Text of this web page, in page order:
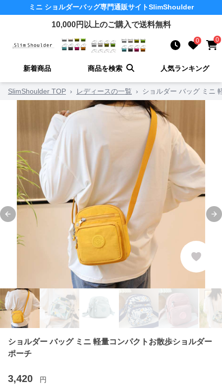
ミニ ショルダーバッグ専門通販サイトSlimShoulder
10,000円以上のご購入で送料無料
0 0
新着商品 商品を検索 人気ランキング
SlimShoulder TOP › レディースの一覧 › ショルダー バッグ ミニ
Previous slide
ショルダー バッグ ミニ 軽量コンパクトお散歩ショルダー
ポーチ
3,420 円